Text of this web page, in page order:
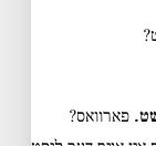
פארוואס?